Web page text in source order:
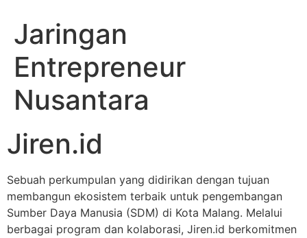
Jaringan
Entrepreneur
Nusantara
Jiren.id
Sebuah perkumpulan yang didirikan dengan tujuan
membangun ekosistem terbaik untuk pengembangan
Sumber Daya Manusia (SDM) di Kota Malang. Melalui
berbagai program dan kolaborasi, Jiren.id berkomitmen